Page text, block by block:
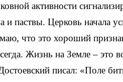
активности
и паствы. Церковь начала
что это хороший
Жизнь на Земле –
писал: «Поле